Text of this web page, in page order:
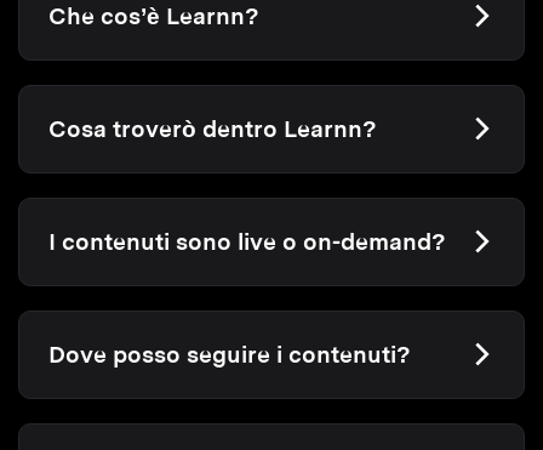
Che cos’è Learnn?
Cosa troverò dentro Learnn?
I contenuti sono live o on-demand?
Dove posso seguire i contenuti?